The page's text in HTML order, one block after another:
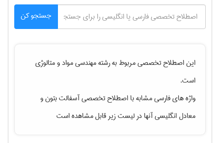
جستجو کن
این اصطلاح تخصصی مربوط به رشتهمهندسی مواد و متالوژی
است.
واژه های فارسی مشابه با اصطلاح تخصصیآسفالت بتونو
معادل انگلیسی آنها در لیست زیر قابل مشاهده است